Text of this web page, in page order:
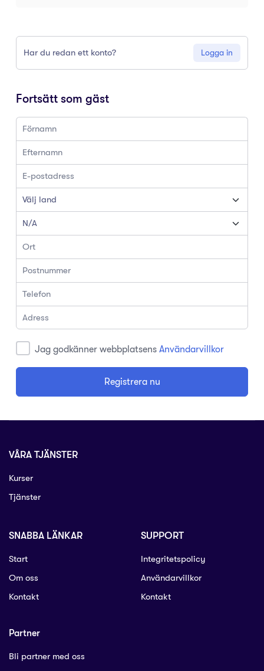
Har du redan ett konto? Logga in
Fortsätt som gäst
Jag godkänner webbplatsens Användarvillkor
Registrera nu
VÅRA TJÄNSTER
Kurser
Tjänster
SNABBA LÄNKAR
Start
Om oss
Kontakt
SUPPORT
Integritetspolicy
Användarvillkor​
Kontakt
Partner
Bli partner med oss